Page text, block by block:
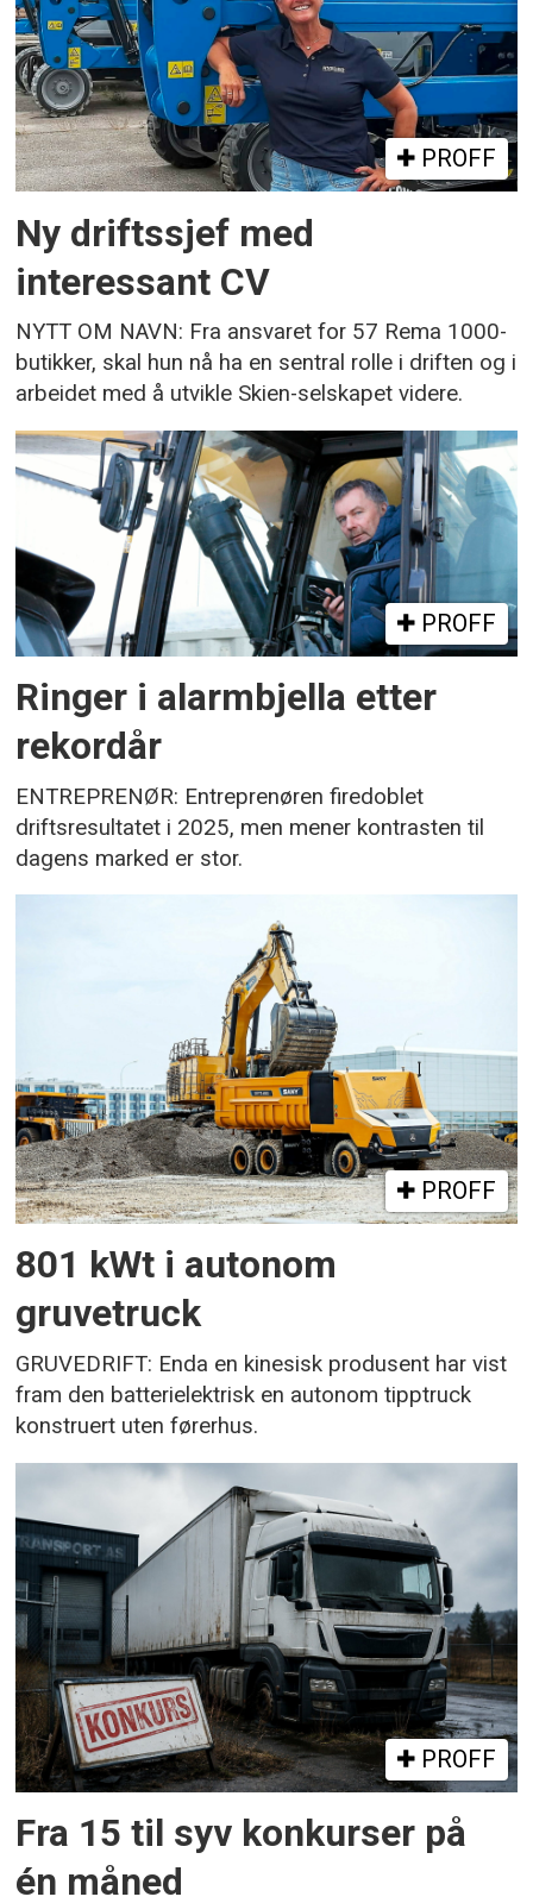
PROFF
Ny driftssjef med
interessant CV
NYTT OM NAVN: Fra ansvaret for 57 Rema 1000-
butikker, skal hun nå ha en sentral rolle i driften og i
arbeidet med å utvikle Skien-selskapet videre.
PROFF
Ringer i alarmbjella etter
rekordår
ENTREPRENØR: Entreprenøren firedoblet
driftsresultatet i 2025, men mener kontrasten til
dagens marked er stor.
PROFF
801 kWt i autonom
gruvetruck
GRUVEDRIFT: Enda en kinesisk produsent har vist
fram den batterielektrisk en autonom tipptruck
konstruert uten førerhus.
PROFF
Fra 15 til syv konkurser på
én måned